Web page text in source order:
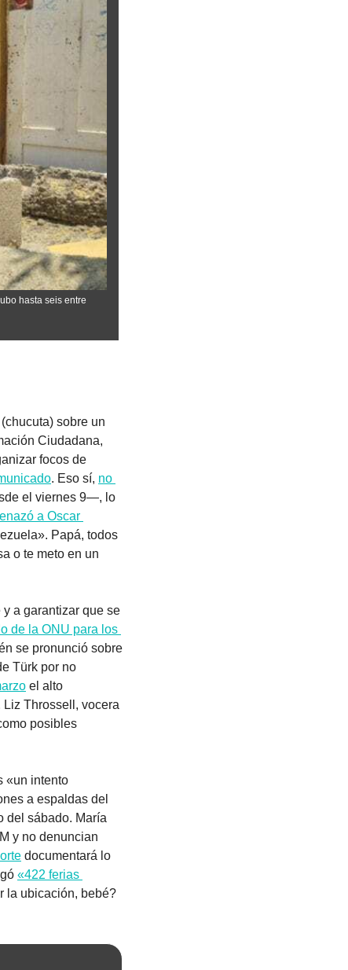
hasta seis entre
sobre un
Ciudadana,
focos de
. Eso sí, no
el viernes 9—, lo
a Oscar
Papá, todos
o te meto en un
a garantizar que se
de la ONU para los
se pronunció sobre
Türk por no
el alto
Throssell, vocera
posibles
«un intento
a espaldas del
del sábado. María
y no denuncian
documentará lo
«422 ferias
la ubicación, bebé?